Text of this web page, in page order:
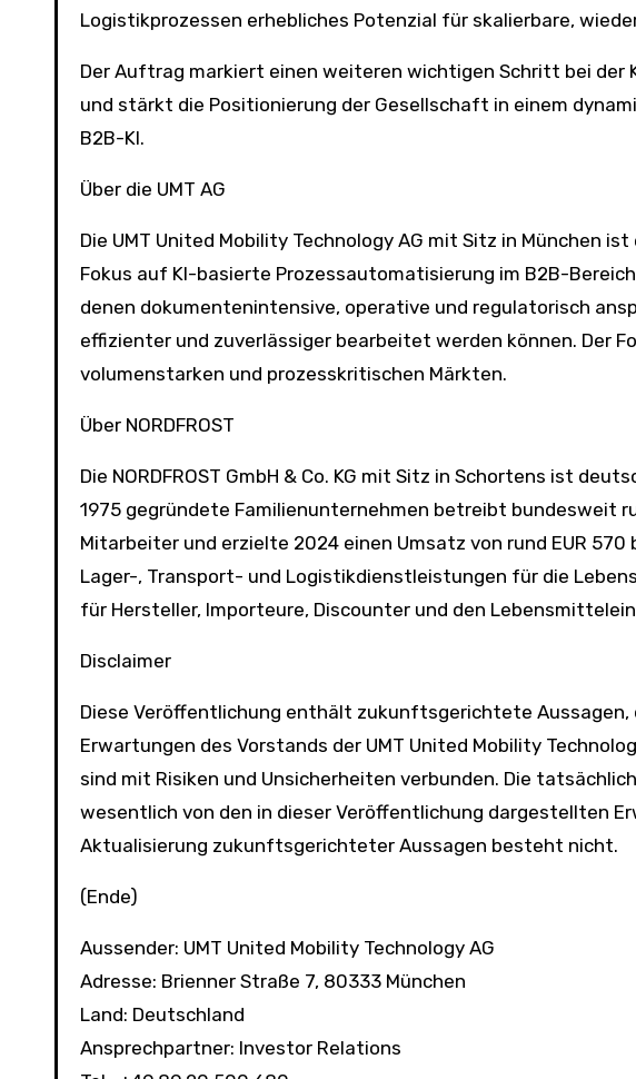
Logistikprozessen erhebliches Potenzial für skalierbare,
Der Auftrag markiert einen weiteren wichtigen Schritt bei der
und stärkt die Positionierung der Gesellschaft in einem
B2B-KI.
Über die UMT AG
Die UMT United Mobility Technology AG mit Sitz in München
Fokus auf KI-basierte Prozessautomatisierung im B2B-
denen dokumentenintensive, operative und regulatorisch
effizienter und zuverlässiger bearbeitet werden können. Der
volumenstarken und prozesskritischen Märkten.
Über NORDFROST
Die NORDFROST GmbH & Co. KG mit Sitz in Schortens ist
1975 gegründete Familienunternehmen betreibt bundesweit
Mitarbeiter und erzielte 2024 einen Umsatz von rund EUR 570
Lager-, Transport- und Logistikdienstleistungen für die
für Hersteller, Importeure, Discounter und den
Disclaimer
Diese Veröffentlichung enthält zukunftsgerichtete
Erwartungen des Vorstands der UMT United Mobility
sind mit Risiken und Unsicherheiten verbunden. Die
wesentlich von den in dieser Veröffentlichung dargestellten
Aktualisierung zukunftsgerichteter Aussagen besteht nicht.
(Ende)
Aussender: UMT United Mobility Technology AG
Adresse: Brienner Straße 7, 80333 München
Land: Deutschland
Ansprechpartner: Investor Relations